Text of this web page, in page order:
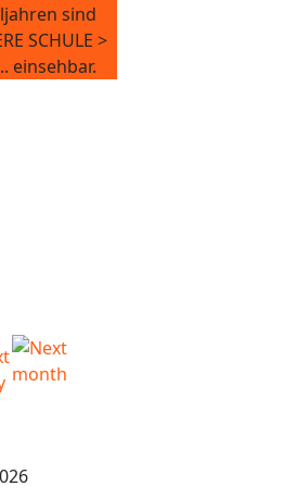
sind
SCHULE >
einsehbar.